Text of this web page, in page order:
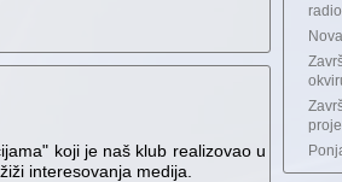
koji je naš klub realizovao u
interesovanja medija.